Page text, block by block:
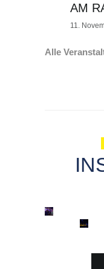
AM
11.
Alle